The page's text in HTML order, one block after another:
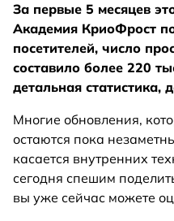
За первые 5 месяцев
Академия КриоФрост
посетителей, число
составило более 220
детальная статистика,
Многие обновления,
остаются пока
касается внутренних
сегодня спешим
вы уже сейчас можете